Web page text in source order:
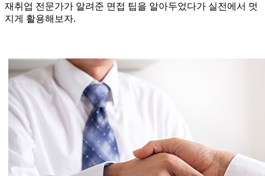
재취업 전문가가 알려준 면접 팁을 알아두었다가 실전에서 멋
지게 활용해보자.